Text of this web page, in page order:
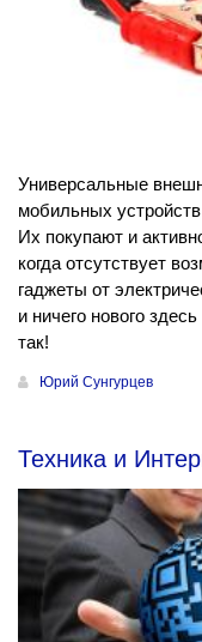
Универсальные
мобильных
Их покупают и
когда отсутствует
гаджеты от
и ничего нового
так!
Юрий Сунгурцев
Техника и